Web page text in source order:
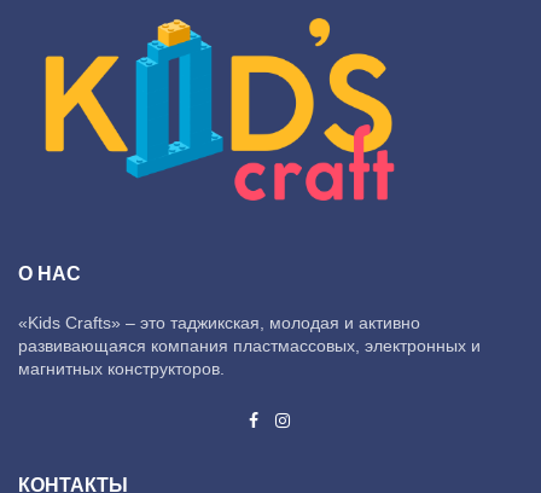
О НАС
«Kids Crafts» – это таджикская, молодая и активно
развивающаяся компания пластмассовых, электронных и
магнитных конструкторов.
КОНТАКТЫ